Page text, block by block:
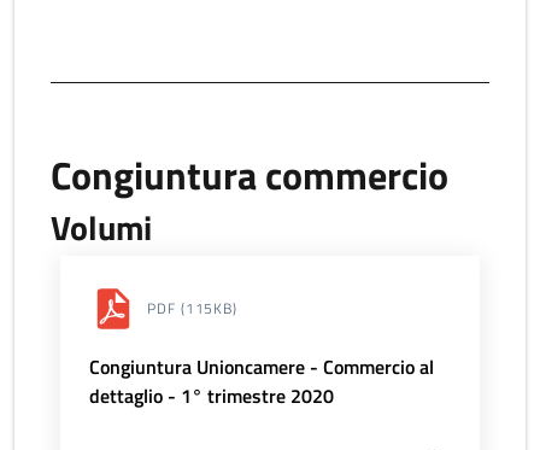
Congiuntura commercio
Volumi
PDF (115KB)
Congiuntura Unioncamere - Commercio al
dettaglio - 1° trimestre 2020